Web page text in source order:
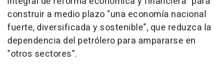
construir a medio plazo "una economía nacional
fuerte, diversificada y sostenible", que reduzca la
dependencia del petrólero para ampararse en
"otros sectores".